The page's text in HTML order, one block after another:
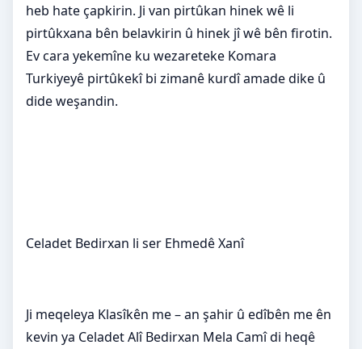
heb hate çapkirin. Ji van pirtûkan hinek wê li
pirtûkxana bên belavkirin û hinek jî wê bên firotin.
Ev cara yekemîne ku wezareteke Komara
Turkiyeyê pirtûkekî bi zimanê kurdî amade dike û
dide weşandin.
Celadet Bedirxan li ser Ehmedê Xanî
Ji meqeleya Klasîkên me – an şahir û edîbên me ên
kevin ya Celadet Alî Bedirxan Mela Camî di heqê